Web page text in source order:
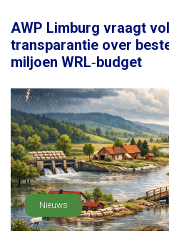
AWP Limburg vraagt
transparantie over
miljoen WRL‑budget
Nieuws